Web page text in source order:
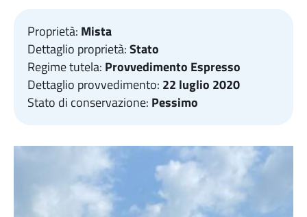
Proprietà: Mista
Dettaglio proprietà:Stato
Regime tutela: Provvedimento Espresso
Dettaglio provvedimento: 22 luglio 2020
Stato di conservazione: Pessimo